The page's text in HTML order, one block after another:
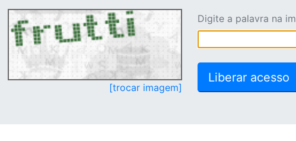
[trocar imagem]
Digite a palavra na